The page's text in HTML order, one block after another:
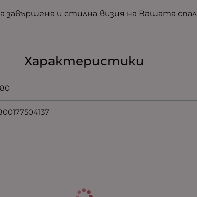
и стилна визия на Вашата
Характеристики